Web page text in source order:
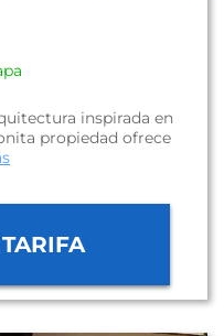
inspirada en
propiedad ofrece